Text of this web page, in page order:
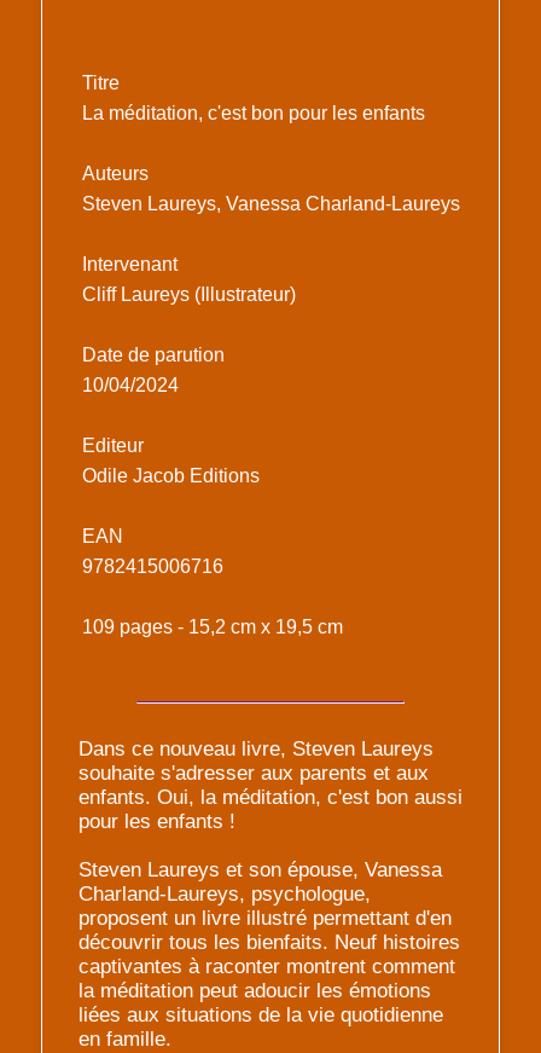
Titre
La méditation, c'est bon pour les enfants
Auteurs
Steven Laureys, Vanessa Charland-Laureys
Intervenant
Cliff Laureys (Illustrateur)
Date de parution
10/04/2024
Editeur
Odile Jacob Editions
EAN
9782415006716
109 pages - 15,2 cm x 19,5 cm
Dans ce nouveau livre, Steven Laureys
souhaite s'adresser aux parents et aux
enfants. Oui, la méditation, c'est bon aussi
pour les enfants !
Steven Laureys et son épouse, Vanessa
Charland-Laureys, psychologue,
proposent un livre illustré permettant d'en
découvrir tous les bienfaits. Neuf histoires
captivantes à raconter montrent comment
la méditation peut adoucir les émotions
liées aux situations de la vie quotidienne
en famille.